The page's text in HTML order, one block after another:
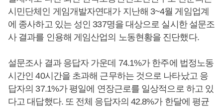
시민단체인 게임개발자연대가 지난해 3~4월 게임업계
에 종사하고 있는 성인 337명을 대상으로 실시한 설문조
사 결과를 인용해 게임산업의 노동현황을 진단했다.
설문조사 결과 응답자 가운데 74.1%가 한주에 법정노동
시간인 40시간을 초과해 근무하는 것으로 나타났고 응
답자의 37.1%가 평일에 연장근로를 일상적으로 하고 있
다고 대답했다. 또 전체 응답자의 42.8%가 한달에 평균